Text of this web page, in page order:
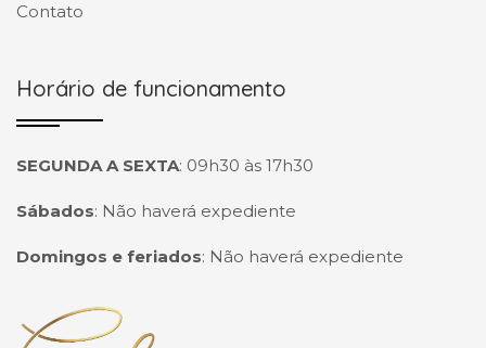
Contato
Horário de funcionamento
SEGUNDA A SEXTA: 09h30 às 17h30
Sábados: Não haverá expediente
Domingos e feriados: Não haverá expediente
Página inicial